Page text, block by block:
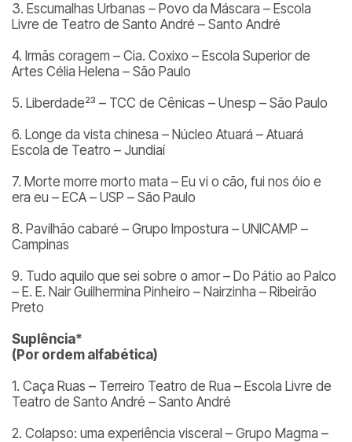
3. Escumalhas Urbanas – Povo da Máscara – Escola
Livre de Teatro de Santo André – Santo André
4. Irmãs coragem – Cia. Coxixo – Escola Superior de
Artes Célia Helena – São Paulo
5. Liberdade²³ – TCC de Cênicas – Unesp – São Paulo
6. Longe da vista chinesa – Núcleo Atuará – Atuará
Escola de Teatro – Jundiaí
7. Morte morre morto mata – Eu vi o cão, fui nos óio e
era eu – ECA – USP – São Paulo
8. Pavilhão cabaré – Grupo Impostura – UNICAMP –
Campinas
9. Tudo aquilo que sei sobre o amor – Do Pátio ao Palco
– E. E. Nair Guilhermina Pinheiro – Nairzinha – Ribeirão
Preto
Suplência*
(Por ordem alfabética)
1. Caça Ruas – Terreiro Teatro de Rua – Escola Livre de
Teatro de Santo André – Santo André
2. Colapso: uma experiência visceral – Grupo Magma –